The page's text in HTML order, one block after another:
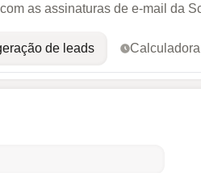
com as assinaturas de e-mail da
de leads